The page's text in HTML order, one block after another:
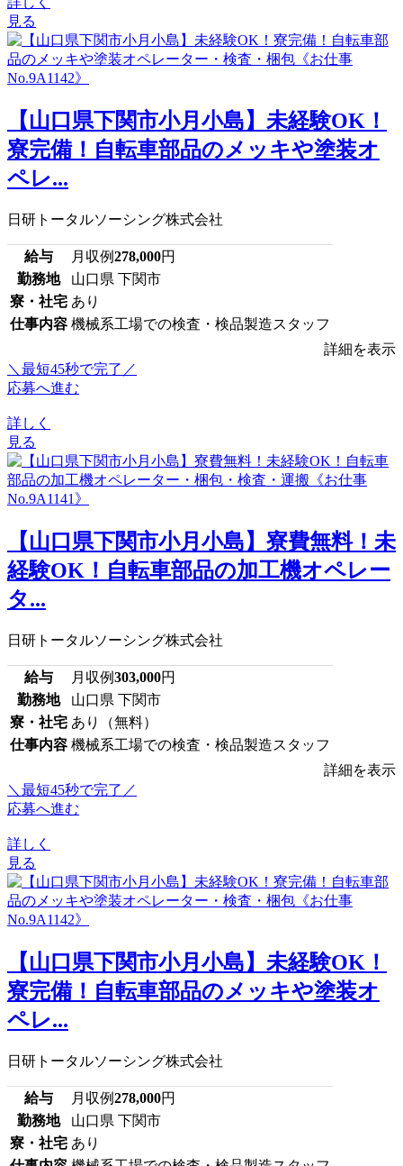
見る
【山口県下関市小月小島】未経験OK！
寮完備！自転車部品のメッキや塗装オ
ペレ...
日研トータルソーシング株式会社
給与 月収例278,000円
勤務地
山口県 下関市
寮・社宅 あり
仕事内容 機械系工場での検査・検品製造スタッフ
詳細を表示
＼最短45秒で完了／
応募へ進む
詳しく
見る
【山口県下関市小月小島】寮費無料！未
経験OK！自転車部品の加工機オペレー
タ...
日研トータルソーシング株式会社
給与 月収例303,000円
勤務地
山口県 下関市
寮・社宅 あり（無料）
仕事内容 機械系工場での検査・検品製造スタッフ
詳細を表示
＼最短45秒で完了／
応募へ進む
詳しく
見る
【山口県下関市小月小島】未経験OK！
寮完備！自転車部品のメッキや塗装オ
ペレ...
日研トータルソーシング株式会社
給与 月収例278,000円
勤務地
山口県 下関市
寮・社宅 あり